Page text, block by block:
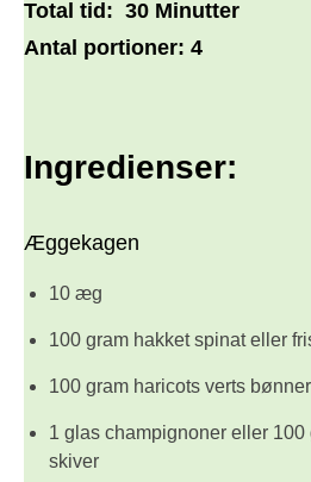
Total tid: 30 Minutter
Antal portioner: 4
Ingredienser:
Æggekagen
10 æg
100 gram hakket spinat eller
100 gram haricots verts bønner
1 glas champignoner eller
skiver